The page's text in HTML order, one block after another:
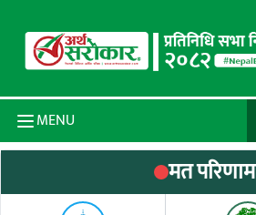
MENU
मत परिणाम